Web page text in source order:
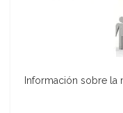
Información sobre la